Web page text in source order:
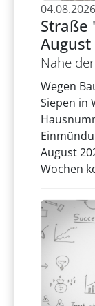
04.08.2026
Straße
Nahe
Wegen
Siepen in
August
Wochen